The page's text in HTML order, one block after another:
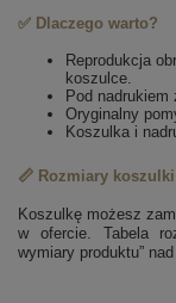
✅ Dlaczego warto?
Reprodukcja
koszulce.
Pod nadrukiem
Oryginalny
Koszulka i
📏 Rozmiary koszulki
Koszulkę możesz
w ofercie. Tabela
wymiary produktu”